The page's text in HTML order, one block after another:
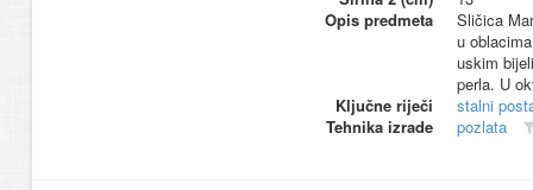
Opis predmeta
Sličica
u
uskim
perla. U
Ključne riječi
stalni
Tehnika izrade
pozlata